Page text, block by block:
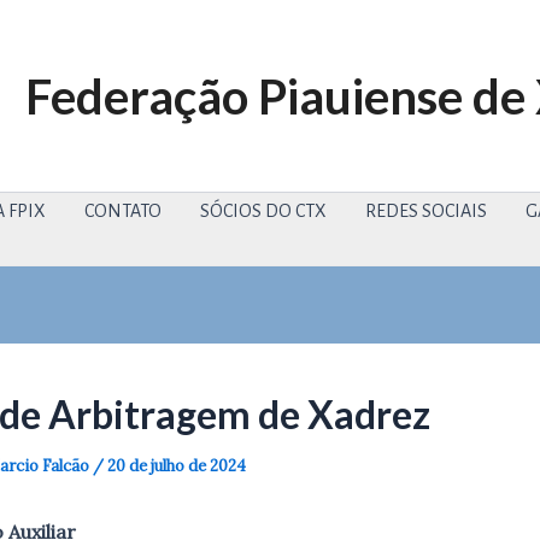
Federação Piauiense
FPIX CONTATO SÓCIOS DO CTX REDES SOCIAIS
Arbitragem de Xadrez
Falcão /20 de julho de 2024
Auxiliar